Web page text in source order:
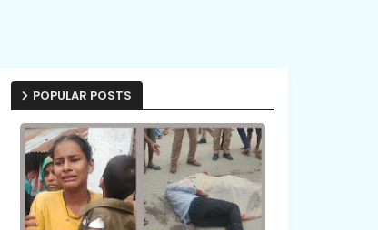
POPULAR POSTS